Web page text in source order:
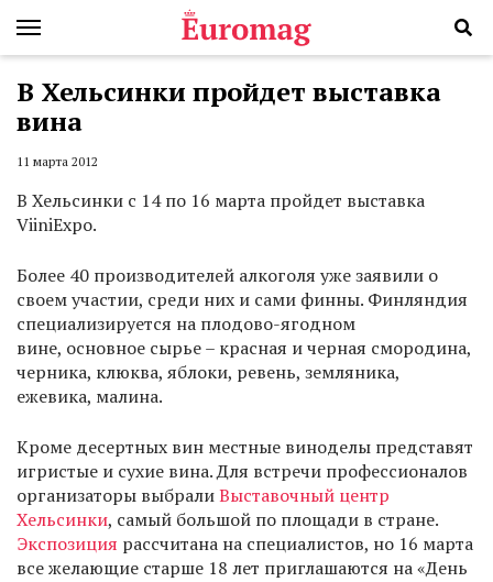
В Хельсинки пройдет выставка
вина
11 марта 2012
В Хельсинки с 14 по 16 марта пройдет выставка
ViiniExpo.
Более 40 производителей алкоголя уже заявили о
своем участии, среди них и сами финны. Финляндия
специализируется на плодово-ягодном
вине, основное сырье – красная и черная смородина,
черника, клюква, яблоки, ревень, земляника,
ежевика, малина.
Кроме десертных вин местные виноделы представят
игристые и сухие вина. Для встречи профессионалов
организаторы выбралиВыставочный центр
Хельсинки, самый большой по площади в стране.
Экспозиция рассчитана на специалистов, но 16 марта
все желающие старше 18 лет приглашаются на «День